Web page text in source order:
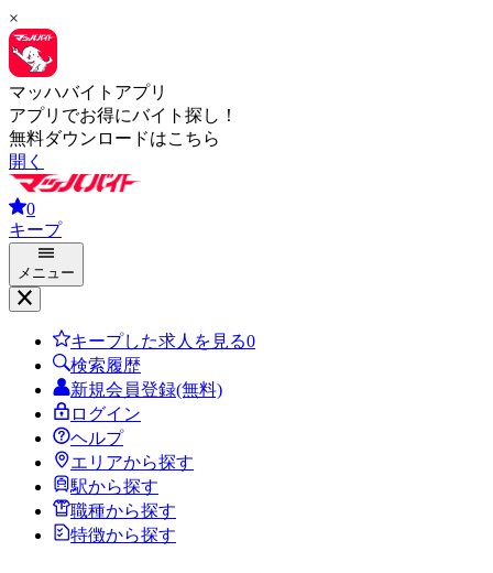
×
マッハバイトアプリ
アプリでお得にバイト探し！
無料ダウンロードはこちら
開く
0
キープ
メニュー
キープした求人を見る0
検索履歴
新規会員登録(無料)
ログイン
ヘルプ
エリアから探す
駅から探す
職種から探す
特徴から探す